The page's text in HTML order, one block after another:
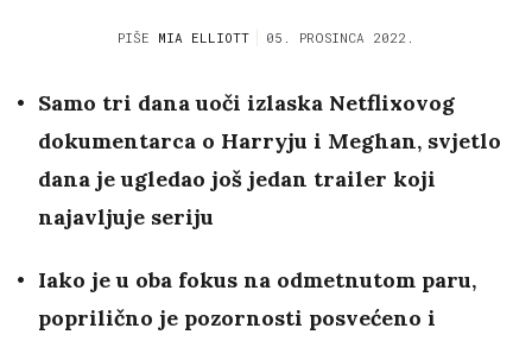
PIŠE MIA ELLIOTT 05. PROSINCA 2022.
Samo tri dana uoči izlaska Netflixovog
dokumentarca o Harryju i Meghan, svjetlo
dana je ugledao još jedan trailer koji
najavljuje seriju
Iako je u oba fokus na odmetnutom paru,
poprilično je pozornosti posvećeno i